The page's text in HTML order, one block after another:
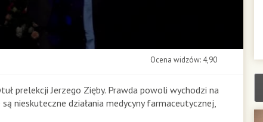
Ocena widzów: 4,90
prelekcji Jerzego Zięby. Prawda powoli wychodzi na
nieskuteczne działania medycyny farmaceutycznej,